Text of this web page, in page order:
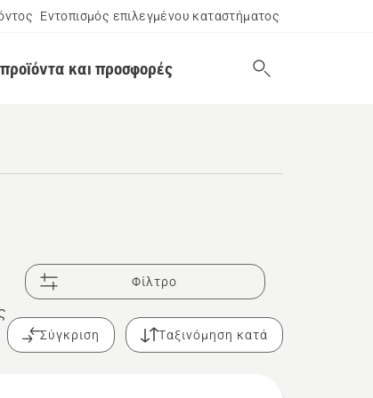
Εντοπισμός επιλεγμένου καταστήματος
και προσφορές
Φίλτρο
Σύγκριση Ταξινόμηση κατά